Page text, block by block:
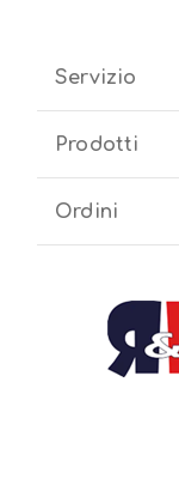
Servizio
Prodotti
Ordini